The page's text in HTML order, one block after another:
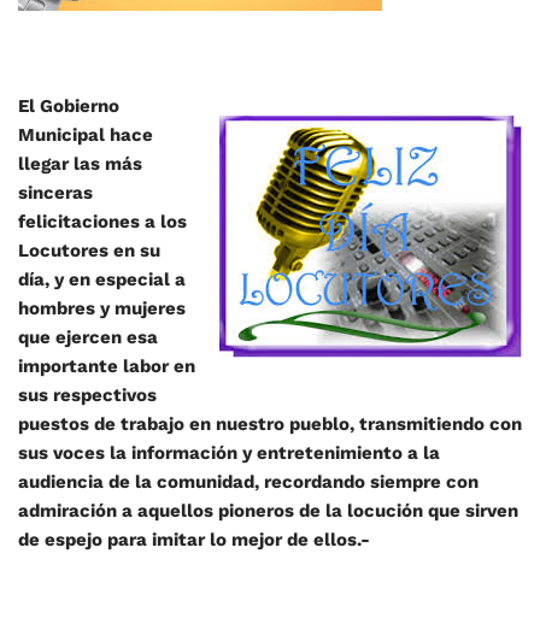
El Gobierno
Municipal hace
llegar las más
sinceras
felicitaciones a los
Locutores en su
día, y en especial a
hombres y mujeres
que ejercen esa
importante labor en
sus respectivos
puestos de trabajo en nuestro pueblo, transmitiendo con
sus voces la información y entretenimiento a la
audiencia de la comunidad, recordando siempre con
admiración a aquellos pioneros de la locución que sirven
de espejo para imitar lo mejor de ellos.-